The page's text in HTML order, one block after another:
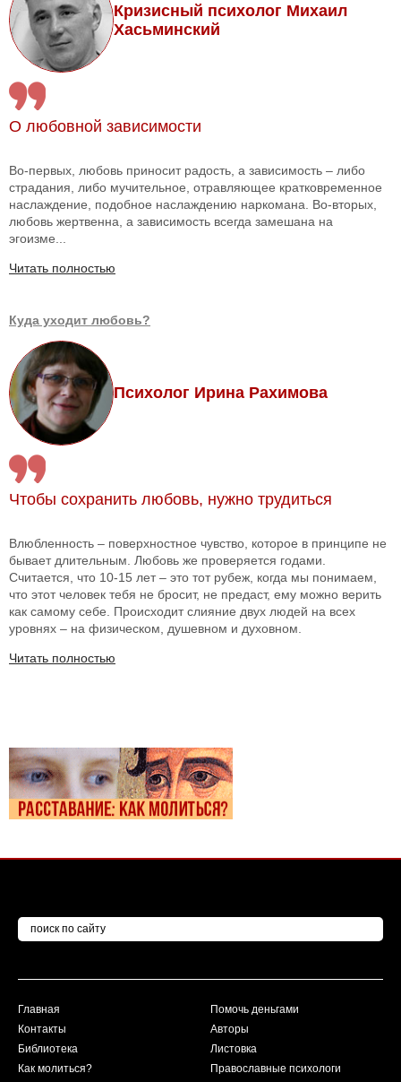
Кризисный психолог Михаил
Хасьминский
О любовной зависимости
Во-первых, любовь приносит радость, а зависимость – либо
страдания, либо мучительное, отравляющее кратковременное
наслаждение, подобное наслаждению наркомана. Во-вторых,
любовь жертвенна, а зависимость всегда замешана на
эгоизме...
Читать полностью
Куда уходит любовь?
Психолог Ирина Рахимова
Чтобы сохранить любовь, нужно трудиться
Влюбленность – поверхностное чувство, которое в принципе не
бывает длительным. Любовь же проверяется годами.
Считается, что 10-15 лет – это тот рубеж, когда мы понимаем,
что этот человек тебя не бросит, не предаст, ему можно верить
как самому себе. Происходит слияние двух людей на всех
уровнях – на физическом, душевном и духовном.
Читать полностью
Главная
Контакты
Библиотека
Как молиться?
Помочь деньгами
Авторы
Листовка
Православные психологи